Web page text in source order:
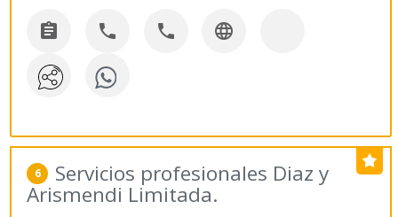
   
6 Servicios profesionales Diaz y
Arismendi Limitada.